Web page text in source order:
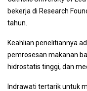
bekerja di Research
tahun.
Keahlian penelitiannya
pemrosesan makanan
hidrostatis tinggi, dan
Indrawati tertarik untuk